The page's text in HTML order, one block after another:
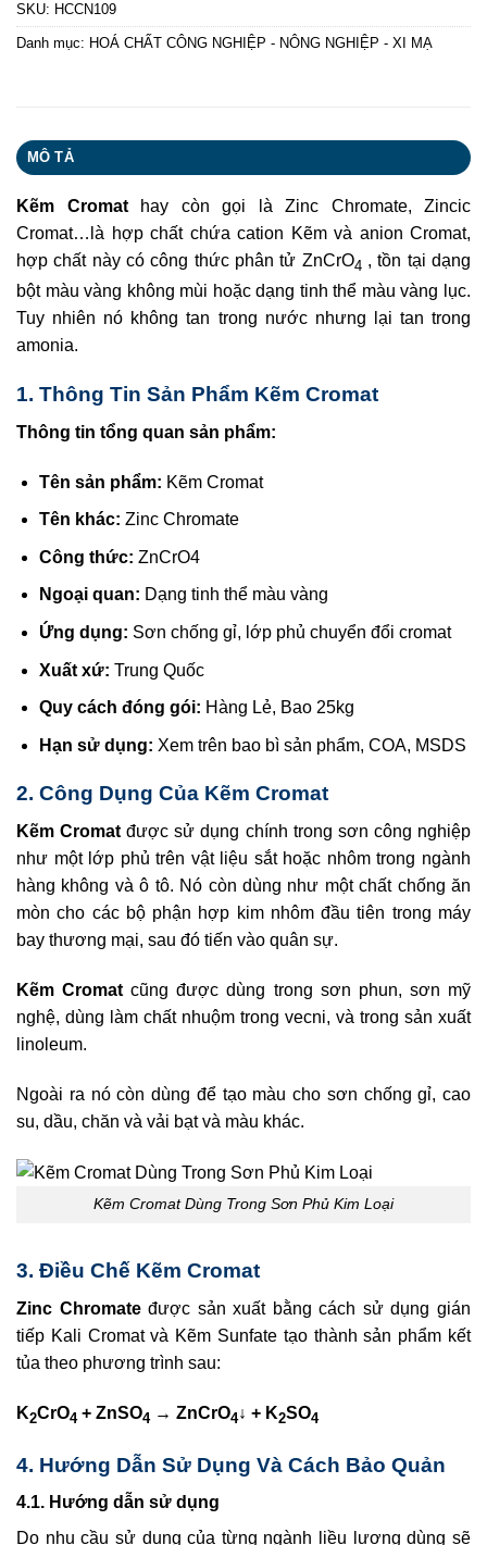
SKU: HCCN109
Danh mục: HOÁ CHẤT CÔNG NGHIỆP - NÔNG NGHIỆP - XI MẠ
MÔ TẢ
Kẽm Cromathay còn gọi là Zinc Chromate, Zincic
Cromat…là hợp chất chứa cation Kẽm và anion Cromat,
hợp chất này có công thức phân tử ZnCrO4 , tồn tại dạng
bột màu vàng không mùi hoặc dạng tinh thể màu vàng lục.
Tuy nhiên nó không tan trong nước nhưng lại tan trong
amonia.
1. Thông Tin Sản Phẩm Kẽm Cromat
Thông tin tổng quan sản phẩm:
Tên sản phẩm: Kẽm Cromat
Tên khác: Zinc Chromate
Công thức: ZnCrO4
Ngoại quan: Dạng tinh thể màu vàng
Ứng dụng: Sơn chống gỉ, lớp phủ chuyển đổi cromat
Xuất xứ: Trung Quốc
Quy cách đóng gói: Hàng Lẻ, Bao 25kg
Hạn sử dụng: Xem trên bao bì sản phẩm, COA, MSDS
2. Công Dụng Của Kẽm Cromat
Kẽm Cromatđược sử dụng chính trong sơn công nghiệp
như một lớp phủ trên vật liệu sắt hoặc nhôm trong ngành
hàng không và ô tô. Nó còn dùng như một chất chống ăn
mòn cho các bộ phận hợp kim nhôm đầu tiên trong máy
bay thương mại, sau đó tiến vào quân sự.
Kẽm Cromat cũng được dùng trong sơn phun, sơn mỹ
nghệ, dùng làm chất nhuộm trong vecni, và trong sản xuất
linoleum.
Ngoài ra nó còn dùng để tạo màu cho sơn chống gỉ, cao
su, dầu, chăn và vải bạt và màu khác.
Kẽm Cromat Dùng Trong Sơn Phủ Kim Loại
3. Điều Chế Kẽm Cromat
Zinc Chromateđược sản xuất bằng cách sử dụng gián
tiếp Kali Cromat và Kẽm Sunfate tạo thành sản phẩm kết
tủa theo phương trình sau:
K2CrO4 + ZnSO4 → ZnCrO4↓ + K2SO4
4. Hướng Dẫn Sử Dụng Và Cách Bảo Quản
4.1. Hướng dẫn sử dụng
Do nhu cầu sử dụng của từng ngành liều lượng dùng sẽ